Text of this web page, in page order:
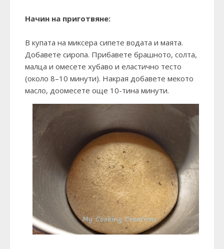
Начин на приготвяне:
В купата на миксера сипете водата и маята.
Добавете сиропа. Прибавете брашното, солта,
малца и омесете хубаво и еластично тесто
(около 8–10 минути). Накрая добавете мекото
масло, доомесете още 10-тина минути.